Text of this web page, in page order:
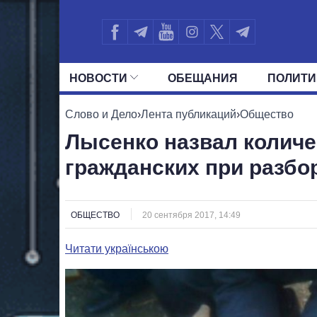
НОВОСТИ ОБЕЩАНИЯ
ВСЕ ПОЛИТИКИ ПРЕЗИДЕНТ И
Слово и Дело›Лента публикаций›Общество
Лысенко назвал
гражданских при
ОБЩЕСТВО 20 сентября 2017, 14:49
Читати українською